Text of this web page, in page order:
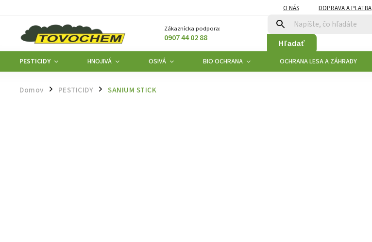
O NÁS DOPRAVA A PLATBA
Zákaznícka podpora:
0907 44 02 88 Hľadať
PESTICIDY HNOJIVÁ OSIVÁ BIO OCHRANA OCHRANA LESA A ZÁHRADY
Domov / PESTICIDY / SANIUM STICK